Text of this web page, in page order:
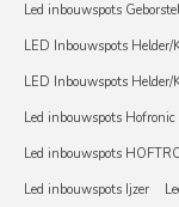
Led inbouwspots
LED Inbouwspots
LED Inbouwspots
Led inbouwspots Hofronic
Led inbouwspots
Led inbouwspots Ijzer